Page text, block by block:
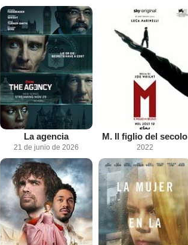
La agencia
21 de junio de 2026
M. Il figlio del secolo
2022